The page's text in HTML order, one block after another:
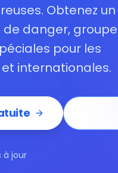
Obtenez un
danger,
pour les
et internationales.
à jour